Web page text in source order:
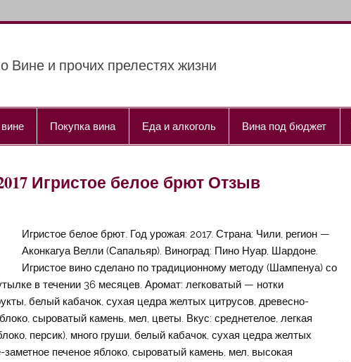
Вине и прочих прелестях жизни
Покупка вина Еда и алкоголь Вина под бюджет
Игристое белое брют Отзыв
Игристое белое брют. Год урожая: 2017. Страна: Чили, регион —
Аконкагуа Велли (Сапальяр). Виноград: Пино Нуар, Шардоне.
Игристое вино сделано по традиционному методу (Шампенуа) со
в течении 36 месяцев. Аромат: легковатый — нотки
белый кабачок, сухая цедра желтых цитрусов, древесно-
сыроватый камень, мел, цветы. Вкус: среднетелое, легкая
персик), много груши, белый кабачок, сухая цедра желтых
печеное яблоко, сыроватый камень, мел, высокая